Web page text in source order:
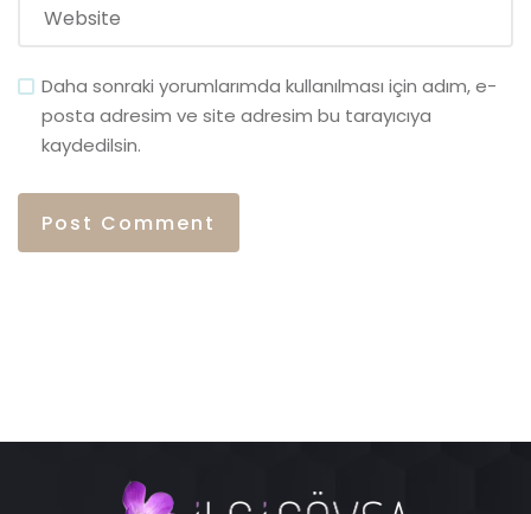
Daha sonraki yorumlarımda kullanılması için adım, e-
posta adresim ve site adresim bu tarayıcıya
kaydedilsin.